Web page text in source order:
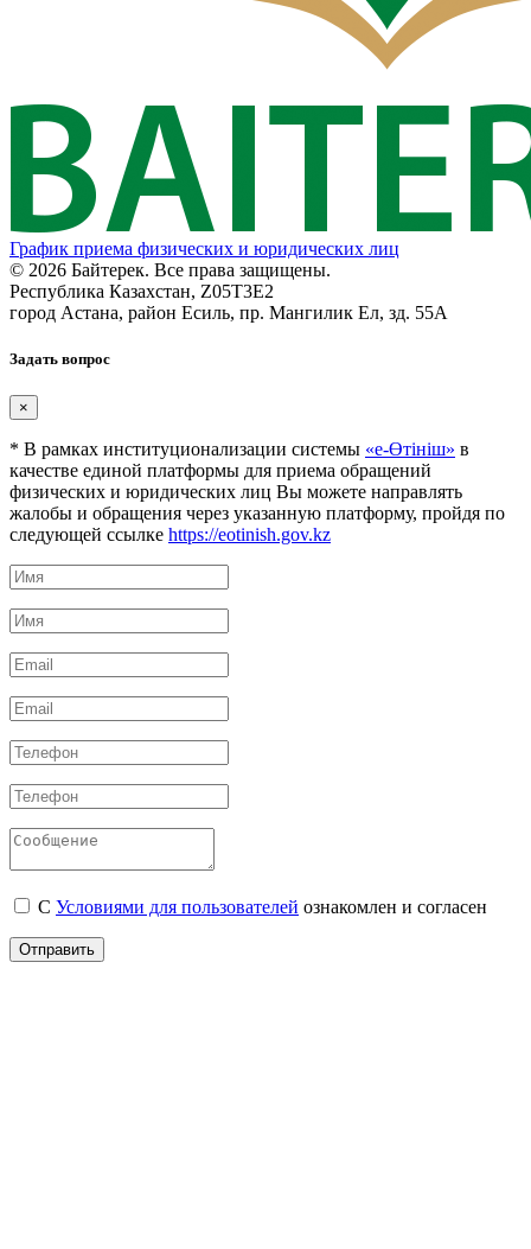
График приема физических и юридических лиц
© 2026 Байтерек. Все права защищены.
Республика Казахстан, Z05T3E2
город Астана, район Есиль, пр. Мангилик Ел, зд. 55А
Задать вопрос
×
* В рамках институционализации системы «е-Өтініш» в
качестве единой платформы для приема обращений
физических и юридических лиц Вы можете направлять
жалобы и обращения через указанную платформу, пройдя по
следующей ссылке https://eotinish.gov.kz
С Условиями для пользователей ознакомлен и согласен
Отправить